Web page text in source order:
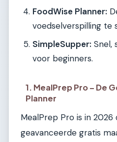
FoodWise Planner:
voedselverspilling te
SimpleSupper: Snel,
voor beginners.
1. MealPrep Pro – De
Planner
MealPrep Pro is in 2026
geavanceerde gratis